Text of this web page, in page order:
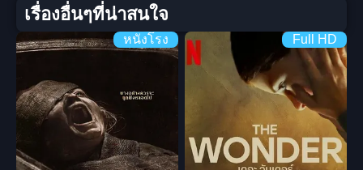
เรื่องอื่นๆที่น่าสนใจ
หนังโรง Full HD